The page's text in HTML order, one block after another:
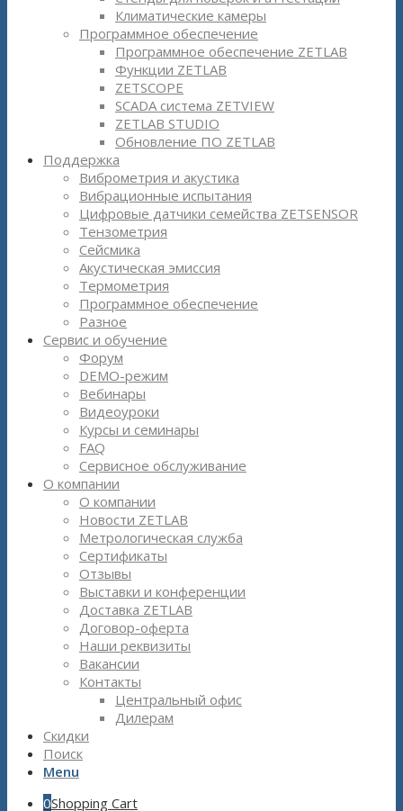
Климатические камеры
Программное обеспечение
Программное обеспечение ZETLAB
Функции ZETLAB
ZETSCOPE
SCADA система ZETVIEW
ZETLAB STUDIO
Обновление ПО ZETLAB
Поддержка
Виброметрия и акустика
Вибрационные испытания
Цифровые датчики семейства ZETSENSOR
Тензометрия
Сейсмика
Акустическая эмиссия
Термометрия
Программное обеспечение
Разное
Сервис и обучение
Форум
DEMO-режим
Вебинары
Видеоуроки
Курсы и семинары
FAQ
Сервисное обслуживание
О компании
О компании
Новости ZETLAB
Метрологическая служба
Сертификаты
Отзывы
Выставки и конференции
Доставка ZETLAB
Договор-оферта
Наши реквизиты
Вакансии
Контакты
Центральный офис
Дилерам
Скидки
Поиск
Menu
0Shopping Cart